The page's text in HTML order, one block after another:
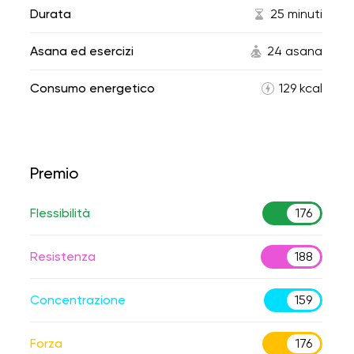
Durata 25 minuti
Asana ed esercizi 24 asana
Consumo energetico 129 kcal
Premio
Flessibilità 176
Resistenza 188
Concentrazione 159
Forza 176